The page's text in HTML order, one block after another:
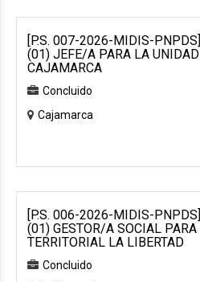
[P.S. 007-2026-MIDIS-
(01) JEFE/A PARA LA
CAJAMARCA
Concluido
Cajamarca
[P.S. 006-2026-MIDIS-
(01) GESTOR/A SOCIAL
TERRITORIAL LA LIBERTAD
Concluido